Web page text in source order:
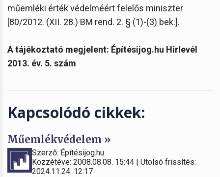
műemléki érték védelméért felelős miniszter
[80/2012. (XII. 28.) BM rend. 2. § (1)-(3) bek.].
A tájékoztató megjelent: Építésijog.hu Hírlevél
2013. év. 5. szám
Kapcsolódó cikkek:
Műemlékvédelem »
Szerző: Építésijog.hu
Közzétéve: 2008.08.08. 15:44 | Utolsó frissítés:
2024.11.24. 12:17